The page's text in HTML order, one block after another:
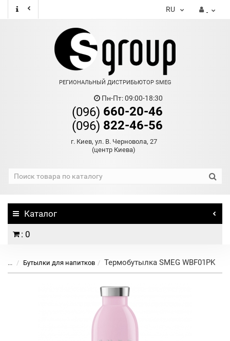
RU
РЕГИОНАЛЬНЫЙ ДИСТРИБЬЮТОР SMEG
Пн-Пт: 09:00-18:30
(096) 660-20-46
(096) 822-46-56
г. Киев, ул. В. Черновола, 27
(центр Киева)
Каталог
: 0
... Бутылки для напитков Термобутылка SMEG WBF01PK